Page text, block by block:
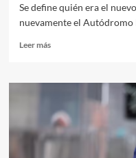
Se define quién era el
nuevamente el Autódromo
Leer másLeer
El
al
campeón